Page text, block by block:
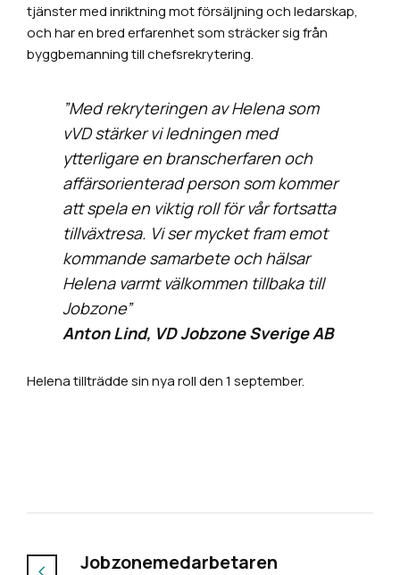
tjänster med inriktning mot försäljning och ledarskap,
och har en bred erfarenhet som sträcker sig från
byggbemanning till chefsrekrytering.
”Med rekryteringen av Helena som
vVD stärker vi ledningen med
ytterligare en branscherfaren och
affärsorienterad person som kommer
att spela en viktig roll för vår fortsatta
tillväxtresa. Vi ser mycket fram emot
kommande samarbete och hälsar
Helena varmt välkommen tillbaka till
Jobzone”
Anton Lind, VD Jobzone Sverige AB
Helena tillträdde sin nya roll den 1 september.
Jobzonemedarbetaren